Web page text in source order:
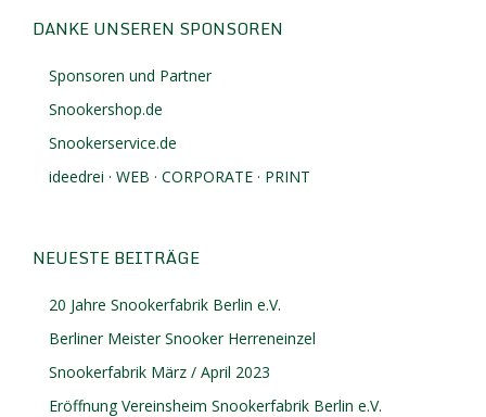
DANKE UNSEREN SPONSOREN
Sponsoren und Partner
Snookershop.de
Snookerservice.de
ideedrei · WEB · CORPORATE · PRINT
NEUESTE BEITRÄGE
20 Jahre Snookerfabrik Berlin e.V.
Berliner Meister Snooker Herreneinzel
Snookerfabrik März / April 2023
Eröffnung Vereinsheim Snookerfabrik Berlin e.V.